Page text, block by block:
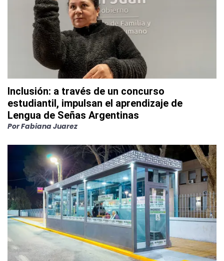
Inclusión: a través de un concurso
estudiantil, impulsan el aprendizaje de
Lengua de Señas Argentinas
PorFabiana Juarez